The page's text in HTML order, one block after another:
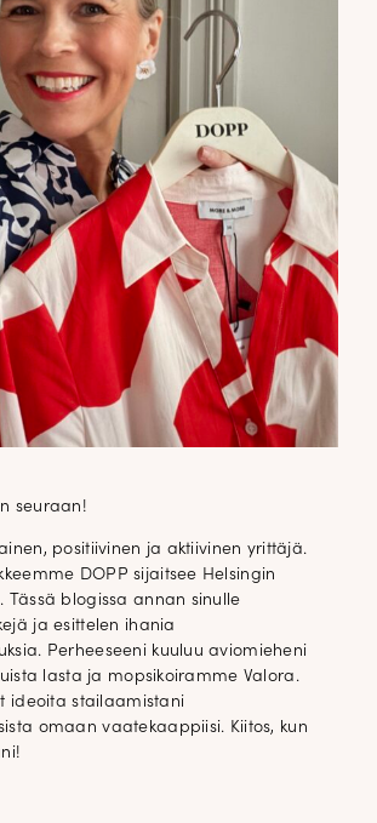
seuraan!
positiivinen ja aktiivinen yrittäjä.
DOPP sijaitsee Helsingin
Tässä blogissa annan sinulle
ja esittelen ihania
Perheeseeni kuuluu aviomieheni
lasta ja mopsikoiramme Valora.
ideoita stailaamistani
omaan vaatekaappiisi. Kiitos, kun